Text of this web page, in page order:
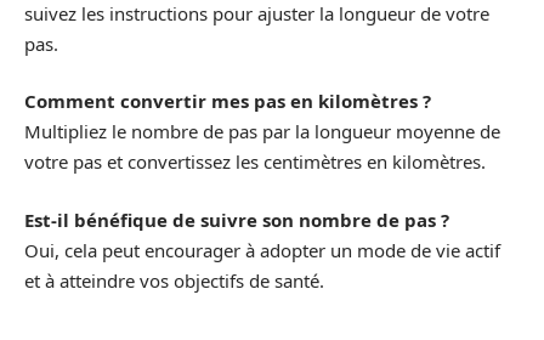
suivez les instructions pour ajuster la longueur de votre
pas.
Comment convertir mes pas en kilomètres ?
Multipliez le nombre de pas par la longueur moyenne de
votre pas et convertissez les centimètres en kilomètres.
Est-il bénéfique de suivre son nombre de pas ?
Oui, cela peut encourager à adopter un mode de vie actif
et à atteindre vos objectifs de santé.